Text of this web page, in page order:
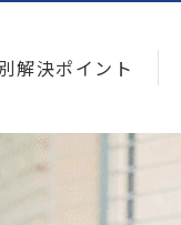
解決ポイント